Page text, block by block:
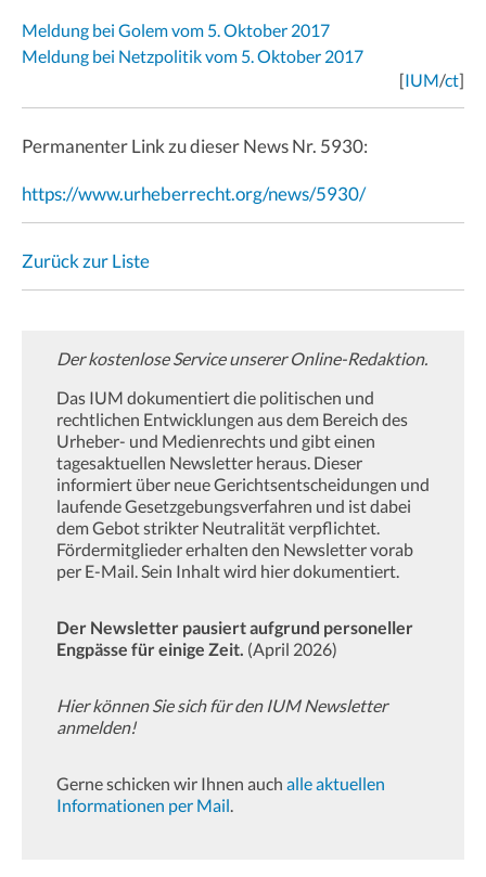
Meldung bei Golem vom 5. Oktober 2017
Meldung bei Netzpolitik vom 5. Oktober 2017
[IUM/ct]
Permanenter Link zu dieser News Nr. 5930:
https://www.urheberrecht.org/news/5930/
Zurück zur Liste
Der kostenlose Service unserer Online-Redaktion.
Das IUM dokumentiert die politischen und
rechtlichen Entwicklungen aus dem Bereich des
Urheber- und Medienrechts und gibt einen
tagesaktuellen Newsletter heraus. Dieser
informiert über neue Gerichtsentscheidungen und
laufende Gesetzgebungsverfahren und ist dabei
dem Gebot strikter Neutralität verpflichtet.
Fördermitglieder erhalten den Newsletter vorab
per E-Mail. Sein Inhalt wird hier dokumentiert.
Der Newsletter pausiert aufgrund personeller
Engpässe für einige Zeit. (April 2026)
Hier können Sie sich für den IUM Newsletter
anmelden!
Gerne schicken wir Ihnen auch alle aktuellen
Informationen per Mail.